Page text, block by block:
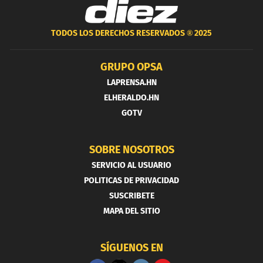
TODOS LOS DERECHOS RESERVADOS ®2025
GRUPO OPSA
LAPRENSA.HN
ELHERALDO.HN
GOTV
SOBRE NOSOTROS
SERVICIO AL USUARIO
POLITICAS DE PRIVACIDAD
SUSCRIBETE
MAPA DEL SITIO
SÍGUENOS EN